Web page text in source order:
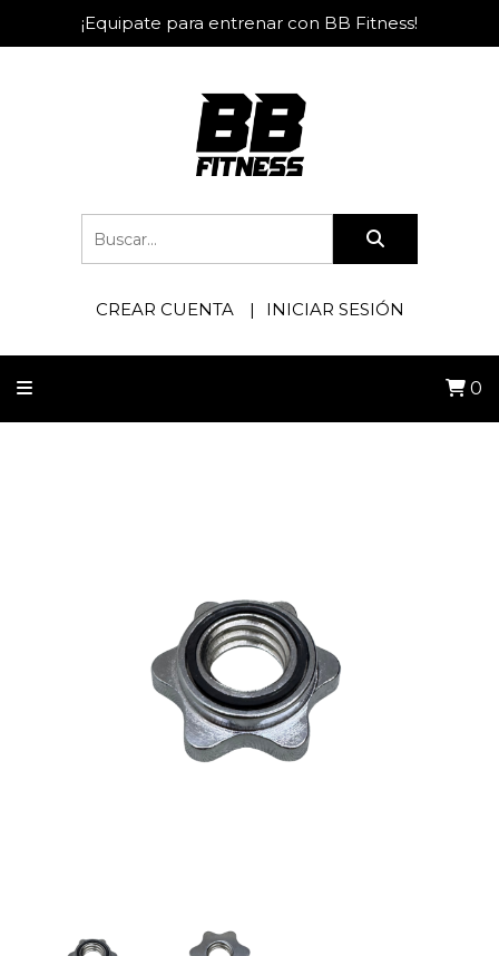
¡Equipate para entrenar con BB Fitness!
CREAR CUENTA INICIAR SESIÓN
0